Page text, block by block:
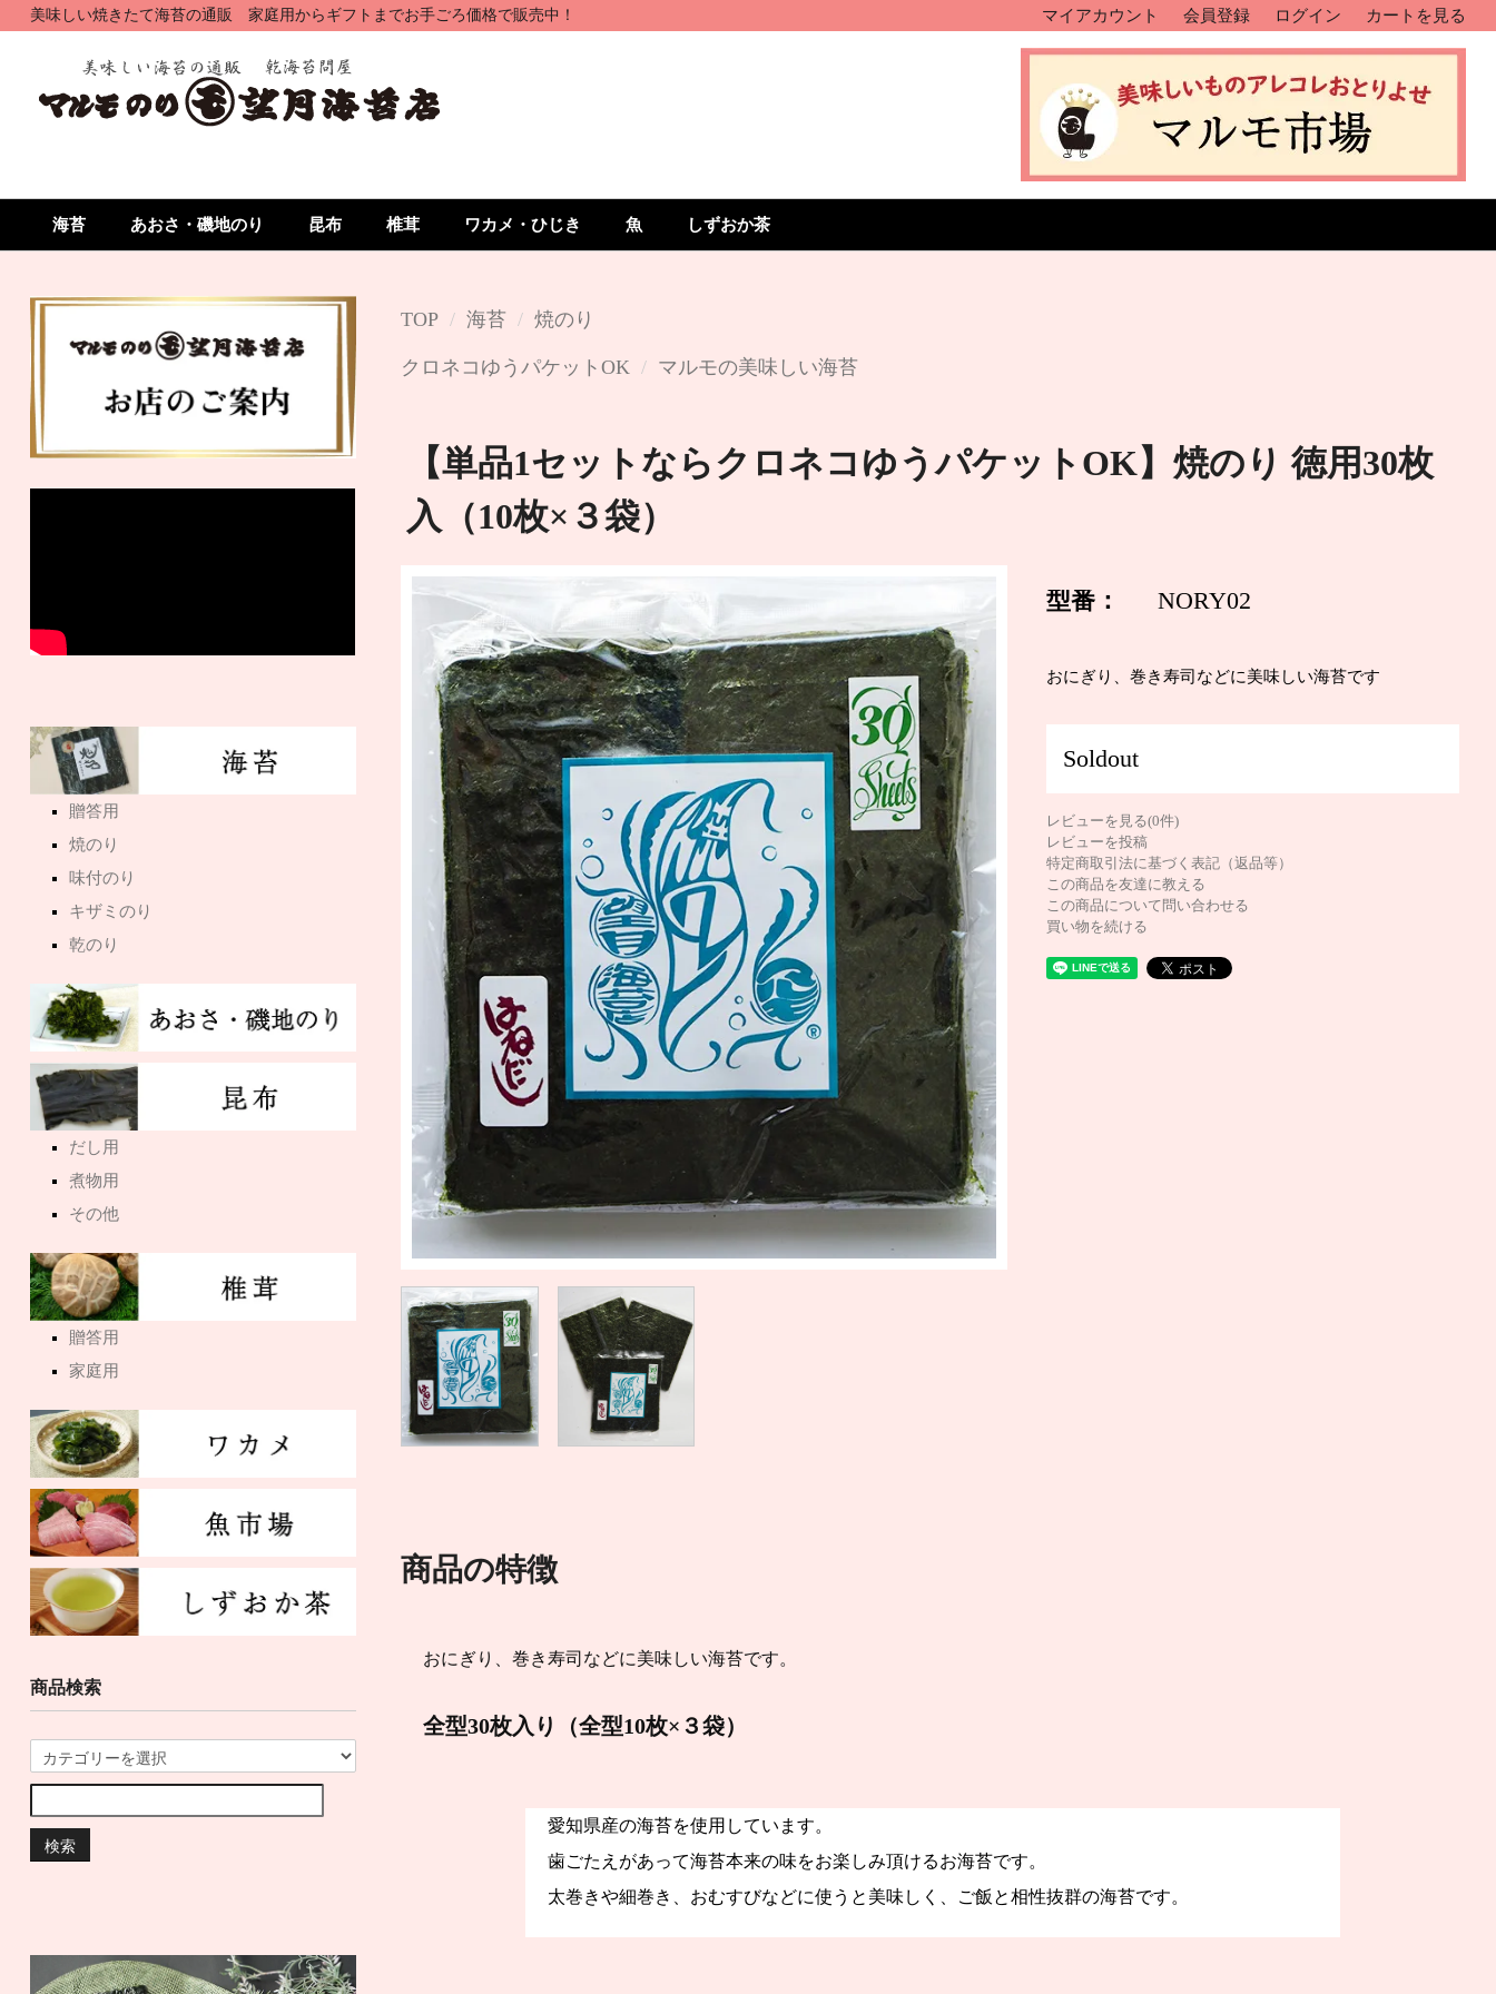
美味しい焼きたて海苔の通販 家庭用からギフトまでお手ごろ価格で販売中！ マイアカウント 会員登録 ログイン カートを見る
海苔 あおさ・磯地のり 昆布 椎茸 ワカメ・ひじき 魚 しずおか茶
TOP 海苔 焼のり
クロネコゆうパケットOK マルモの美味しい海苔
【単品1セットならクロネコゆうパケットOK】焼のり 徳用30枚
入（10枚×３袋）
型番： NORY02
おにぎり、巻き寿司などに美味しい海苔です
Soldout
レビューを見る(0件)
レビューを投稿
特定商取引法に基づく表記（返品等）
この商品を友達に教える
この商品について問い合わせる
買い物を続ける
商品の特徴
おにぎり、巻き寿司などに美味しい海苔です。
全型30枚入り（全型10枚×３袋）
愛知県産の海苔を使用しています。
歯ごたえがあって海苔本来の味をお楽しみ頂けるお海苔です。
太巻きや細巻き、おむすびなどに使うと美味しく、ご飯と相性抜群の海苔です。
贈答用
焼のり
味付のり
キザミのり
乾のり
だし用
煮物用
その他
贈答用
家庭用
商品検索
検索